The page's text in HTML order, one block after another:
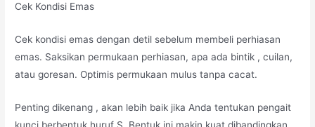
Cek Kondisi Emas
Cek kondisi emas dengan detil sebelum membeli perhiasan
emas. Saksikan permukaan perhiasan, apa ada bintik , cuilan,
atau goresan. Optimis permukaan mulus tanpa cacat.
Penting dikenang , akan lebih baik jika Anda tentukan pengait